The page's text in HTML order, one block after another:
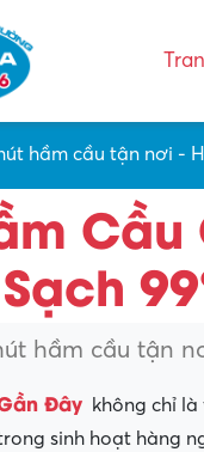
hầm cầu tận nơi -
Cầu
hầm cầu tận
Đây không chỉ
sinh hoạt hàng